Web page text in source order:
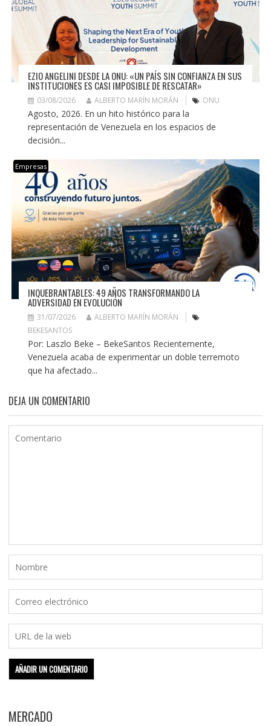
EZIO ANGELINI DESDE LA ONU: «UN PAÍS SIN CONFIANZA EN SUS
INSTITUCIONES ES CASI IMPOSIBLE DE RESCATAR»
03/08/2026 ALBERTO MARÍN MORÁN ONU
Agosto, 2026. En un hito histórico para la
representación de Venezuela en los espacios de
decisión...
Empresas
INQUEBRANTABLES: 49 AÑOS TRANSFORMANDO LA
ADVERSIDAD EN EVOLUCIÓN
31/07/2026
ALBERTO MARÍN MORÁN
BEKESANTOS
Por: Laszlo Beke – BekeSantos Recientemente,
Venezuela acaba de experimentar un doble terremoto
que ha afectado...
DEJA UN COMENTARIO
MERCADO